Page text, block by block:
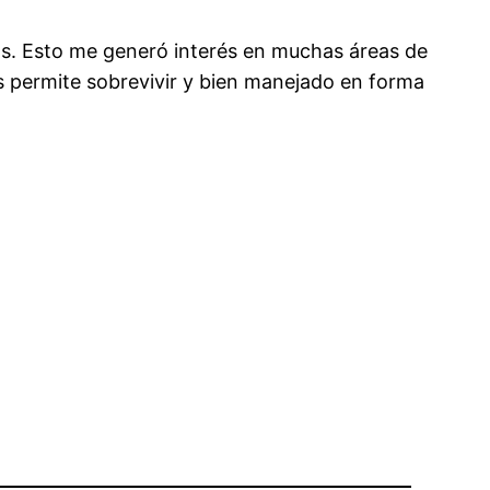
Esto me generó interés en muchas áreas de
permite sobrevivir y bien manejado en forma